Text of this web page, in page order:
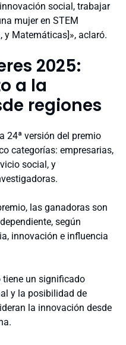
social, trabajar
mujer en STEM
y Matemáticas]», aclaró.
2025:
a la
regiones
24ª versión del premio
categorías: empresarias,
social, y
las ganadoras son
según
innovación e influencia
tiene un significado
y la posibilidad de
la innovación desde